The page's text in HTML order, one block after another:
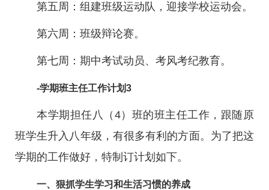
第五周：组建班级运动队，迎接学校运动会。
第六周：班级辩论赛。
第七周：期中考试动员、考风考纪教育。
-学期班主任工作计划3
本学期担任八（4）班的班主任工作，跟随原
班学生升入八年级，有很多有利的方面。为了把这
学期的工作做好，特制订计划如下。
一、狠抓学生学习和生活习惯的养成